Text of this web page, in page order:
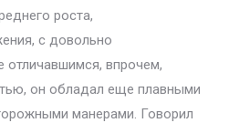
роста,
с довольно
впрочем,
он обладал еще плавными
манерами. Говорил